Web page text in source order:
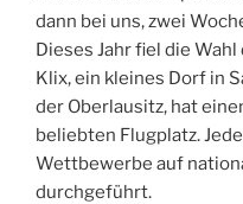
dann bei uns, zwei
Dieses Jahr fiel die
Klix, ein kleines Dorf in
der Oberlausitz, hat
beliebten Flugplatz.
Wettbewerbe auf
durchgeführt.